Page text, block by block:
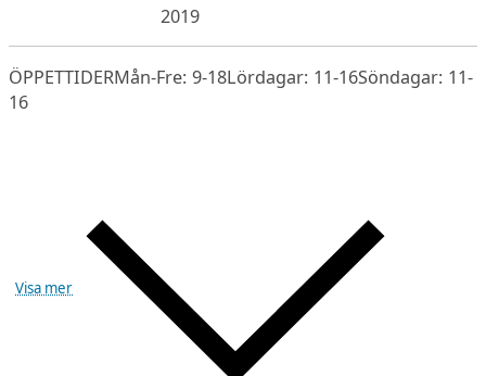
2019
ÖPPETTIDERMån-Fre: 9-18Lördagar: 11-16Söndagar: 11-
16
Visa mer